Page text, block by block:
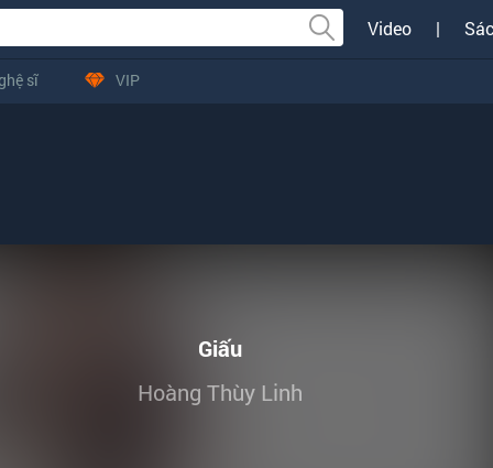
Video |
sĩ VIP
Giấu
Hoàng Thùy Linh